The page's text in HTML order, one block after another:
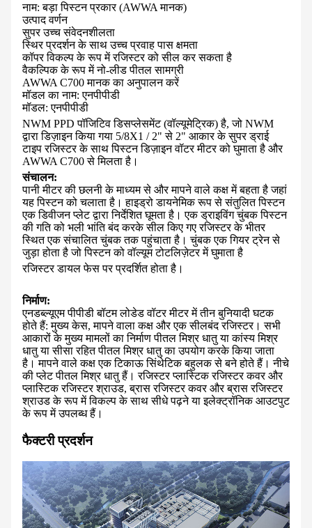
नाम: बड़ा पिस्टन प्रकार (AWWA मानक)
उत्पाद वर्णन
सुपर उच्च संवेदनशीलता
स्थिर प्रदर्शन के साथ उच्च प्रवाह पास क्षमता
कॉपर विकल्प के रूप में रजिस्टर को सील कर सकता है
वैकल्पिक के रूप में नो-लीड पीतल सामग्री
AWWA C700 मानक का अनुपालन करें
मॉडल का नाम: एनपीपीडी
मॉडल: एनपीपीडी
NWM PPD पॉजिटिव डिसप्लेसमेंट (वॉल्यूमेट्रिक) है, जो NWM
द्वारा डिज़ाइन किया गया 5/8X1 / 2" से 2" आकार के सुपर ड्राई
टाइप रजिस्टर के साथ पिस्टन डिज़ाइन वॉटर मीटर को घुमाता है और
AWWA C700 से मिलता है।
संचालन:
पानी मीटर की छलनी के माध्यम से और मापने वाले कक्ष में बहता है जहां
यह पिस्टन को चलाता है। हाइड्रो डायनेमिक रूप से संतुलित पिस्टन
एक डिवीजन प्लेट द्वारा निर्देशित घूमता है। एक ड्राइविंग चुंबक पिस्टन
की गति को भली भांति बंद करके सील किए गए रजिस्टर के भीतर
स्थित एक संचालित चुंबक तक पहुंचाता है। चुंबक एक गियर ट्रेन से
जुड़ा होता है जो पिस्टन को वॉल्यूम टोटलिज़ेटर में घुमाता है
रजिस्टर डायल फेस पर प्रदर्शित होता है।
निर्माण:
एनडब्ल्यूएम पीपीडी बॉटम लोडेड वॉटर मीटर में तीन बुनियादी घटक
होते हैं: मुख्य केस, मापने वाला कक्ष और एक सीलबंद रजिस्टर। सभी
आकारों के मुख्य मामलों का निर्माण पीतल मिश्र धातु या कांस्य मिश्र
धातु या सीसा रहित पीतल मिश्र धातु का उपयोग करके किया जाता
है। मापने वाले कक्ष एक टिकाऊ सिंथेटिक बहुलक से बने होते हैं। नीचे
की प्लेट पीतल मिश्र धातु हैं। रजिस्टर प्लास्टिक रजिस्टर कवर और
प्लास्टिक रजिस्टर श्राउड, ब्रास रजिस्टर कवर और ब्रास रजिस्टर
श्राउड के रूप में विकल्प के साथ सीधे पढ़ने या इलेक्ट्रॉनिक आउटपुट
के रूप में उपलब्ध हैं।
फैक्टरी प्रदर्शन